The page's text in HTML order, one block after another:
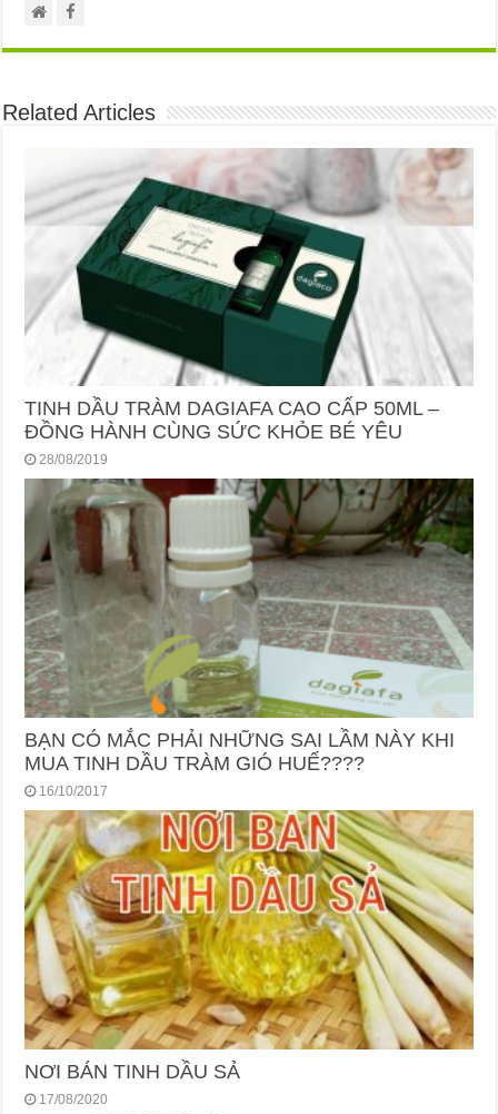
Related Articles
TINH DẦU TRÀM DAGIAFA CAO CẤP 50ML –
ĐỒNG HÀNH CÙNG SỨC KHỎE BÉ YÊU
28/08/2019
BẠN CÓ MẮC PHẢI NHỮNG SAI LẦM NÀY KHI
MUA TINH DẦU TRÀM GIÓ HUẾ????
16/10/2017
NƠI BÁN TINH DẦU SẢ
17/08/2020